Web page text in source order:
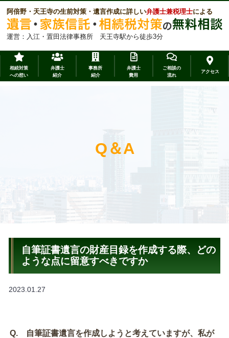
阿倍野・天王寺の生前対策・遺言作成に詳しい弁護士兼税理士による
運営：入江・置田法律事務所 天王寺駅から徒歩3分
相続対策
への想い
弁護士
紹介
事務所
紹介
弁護士
費用
ご相談の
流れ
アクセス
Q＆A
自筆証書遺言の財産目録を作成する際、どの
ような点に留意すべきですか
2023.01.27
Q. 自筆証書遺言を作成しようと考えていますが、私が